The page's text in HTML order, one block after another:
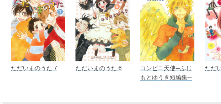
ただいまのうた 7 ただいまのうた 6
コンビニ天使─ふじ
もとゆうき短編集─
ただ